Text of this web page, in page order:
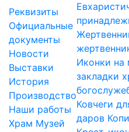
Реквизиты
Официальные
документы
Новости
Выставки
История
Производство
Наши работы
Храм Музей
Иконки на
закладки
Ковчеги
даров